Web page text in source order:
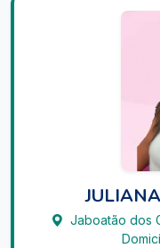
Jaboatão dos